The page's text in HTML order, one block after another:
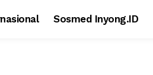
Sosmed Inyong.ID